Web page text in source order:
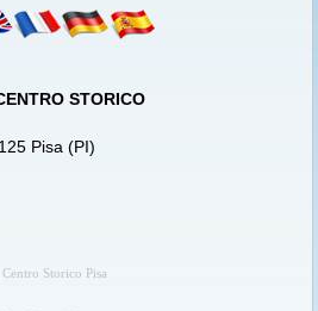
STORICO
Pisa (PI)
Centro Storico Pisa